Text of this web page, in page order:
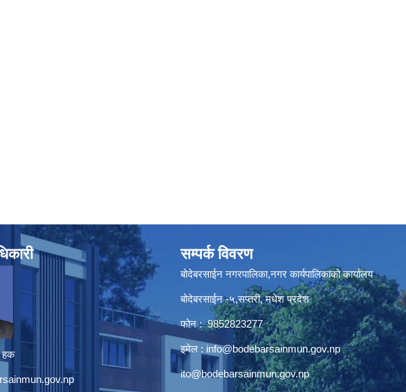
हक
सम्पर्क विवरण
बोदेबरसाईन नगरपालिका,नगर कार्यपालिकाको कार्यालय
बोदेबरसाईन -५,सप्तरी, मधेश प्रदेश
फोन : 9852823277
इमेल : info@bodebarsainmun.gov.np
ito@bodebarsainmun.gov.np